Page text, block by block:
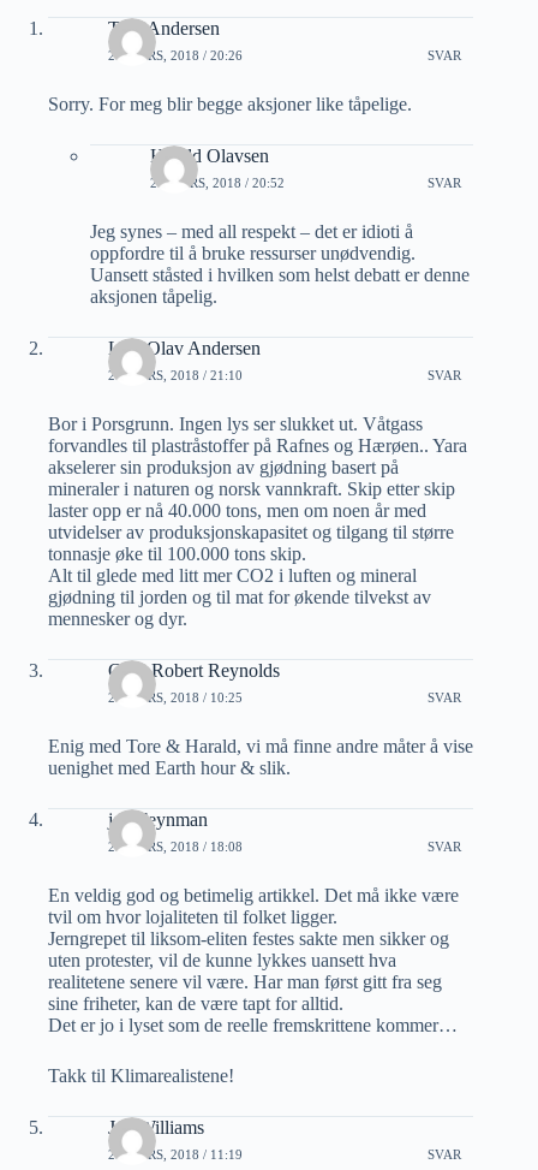
Tore Andersen
24 MARS, 2018 / 20:26 SVAR
Sorry. For meg blir begge aksjoner like tåpelige.
Harald Olavsen
24 MARS, 2018 / 20:52 SVAR
Jeg synes – med all respekt – det er idioti å
oppfordre til å bruke ressurser unødvendig.
Uansett ståsted i hvilken som helst debatt er denne
aksjonen tåpelig.
Lars Olav Andersen
24 MARS, 2018 / 21:10 SVAR
Bor i Porsgrunn. Ingen lys ser slukket ut. Våtgass
forvandles til plastråstoffer på Rafnes og Hærøen.. Yara
akselerer sin produksjon av gjødning basert på
mineraler i naturen og norsk vannkraft. Skip etter skip
laster opp er nå 40.000 tons, men om noen år med
utvidelser av produksjonskapasitet og tilgang til større
tonnasje øke til 100.000 tons skip.
Alt til glede med litt mer CO2 i luften og mineral
gjødning til jorden og til mat for økende tilvekst av
mennesker og dyr.
Gary Robert Reynolds
25 MARS, 2018 / 10:25 SVAR
Enig med Tore & Harald, vi må finne andre måter å vise
uenighet med Earth hour & slik.
joh Feynman
25 MARS, 2018 / 18:08 SVAR
En veldig god og betimelig artikkel. Det må ikke være
tvil om hvor lojaliteten til folket ligger.
Jerngrepet til liksom-eliten festes sakte men sikker og
uten protester, vil de kunne lykkes uansett hva
realitetene senere vil være. Har man først gitt fra seg
sine friheter, kan de være tapt for alltid.
Det er jo i lyset som de reelle fremskrittene kommer…
Takk til Klimarealistene!
Jan Williams
28 MARS, 2018 / 11:19 SVAR